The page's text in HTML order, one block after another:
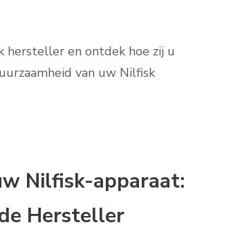
hersteller en ontdek hoe zij u
van uw Nilfisk
Nilfisk-apparaat:
Hersteller